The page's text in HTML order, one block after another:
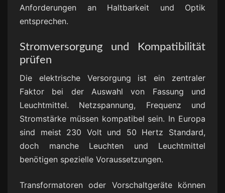
Anforderungen an Haltbarkeit und Optik
entsprechen.
Stromversorgung und Kompatibilität
prüfen
Die elektrische Versorgung ist ein zentraler
Faktor bei der Auswahl von Fassung und
Leuchtmittel. Netzspannung, Frequenz und
Stromstärke müssen kompatibel sein. In Europa
sind meist 230 Volt und 50 Hertz Standard,
doch manche Leuchten und Leuchtmittel
benötigen spezielle Voraussetzungen.
Transformatoren oder Vorschaltgeräte können